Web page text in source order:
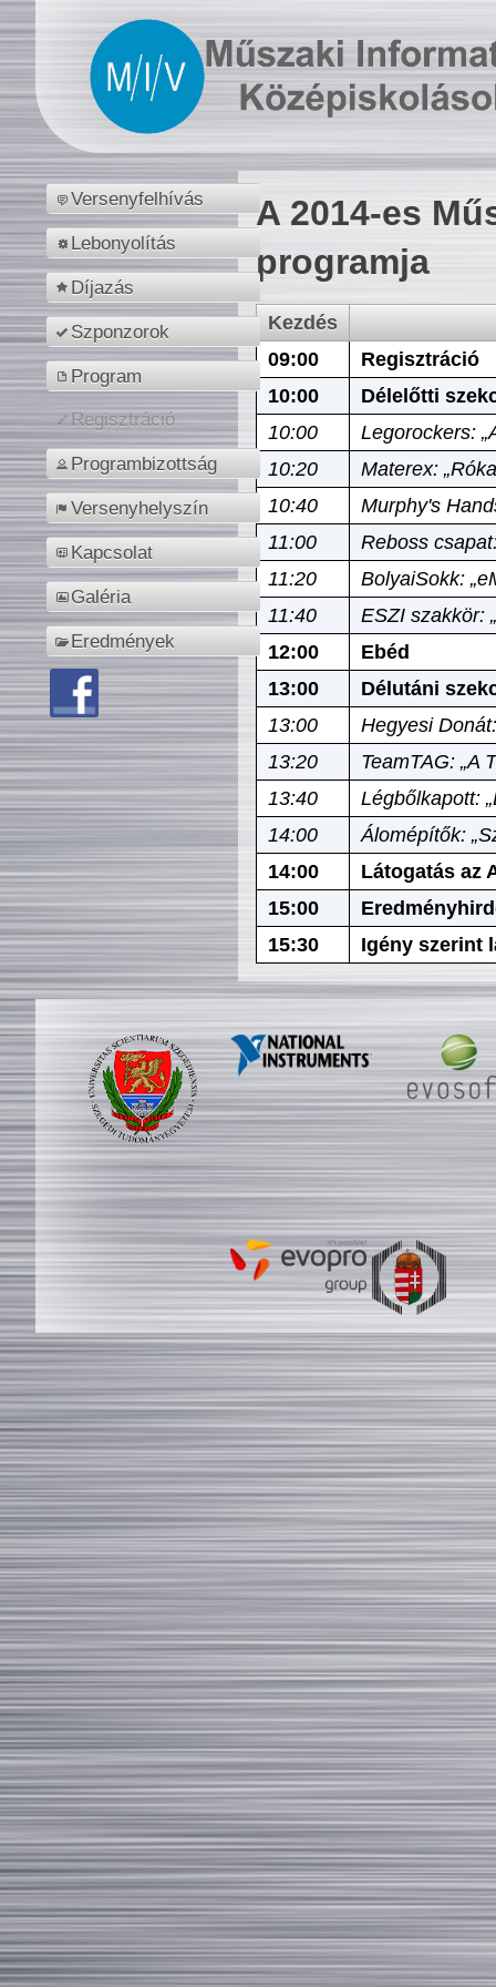
Versenyfelhívás
Lebonyolítás
Díjazás
Szponzorok
Program
Regisztráció
Programbizottság
Versenyhelyszín
Kapcsolat
Galéria
Eredmények
A 2014-es
programja
Kezdés
09:00
Regisztráció
10:00
Délelőtti
10:00
Legorockers:
10:20
Materex:
10:40
Murphy's
11:00
Reboss
11:20
BolyaiSokk:
11:40
ESZI szakkör:
12:00
Ebéd
13:00
Délutáni
13:00
Hegyesi
13:20
TeamTAG: „A
13:40
Légbőlkapott:
14:00
Álomépítők:
14:00
Látogatás az
15:00
15:30
Igény szerint